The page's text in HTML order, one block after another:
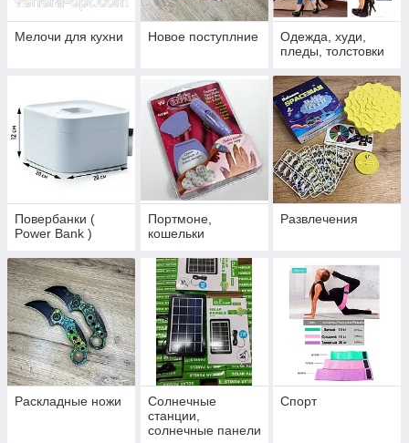
Мелочи для кухни Новое поступлние
Одежда, худи,
пледы, толстовки
Повербанки (
Power Bank )
Портмоне,
кошельки
Развлечения
Раскладные ножи
Солнечные
станции,
солнечные панели
Спорт